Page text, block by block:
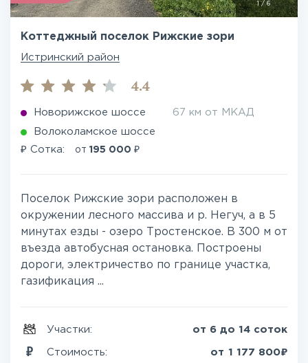
1 /6
Коттеджный поселок Рижские зори
Истринский район
4.4
Новорижское шоссе 67 км от МКАД
Волоколамское шоссе
₽ Сотка: от 195 000 ₽
Поселок Рижские зори расположен в
окружении лесного массива и р. Негуч, а в 5
минутах езды - озеро Тростенское. В 300 м от
въезда автобусная остановка. Построены
дороги, электричество по границе участка,
газификация ...
Участки: от 6 до 14 соток
Стоимость: от 1 177 800₽